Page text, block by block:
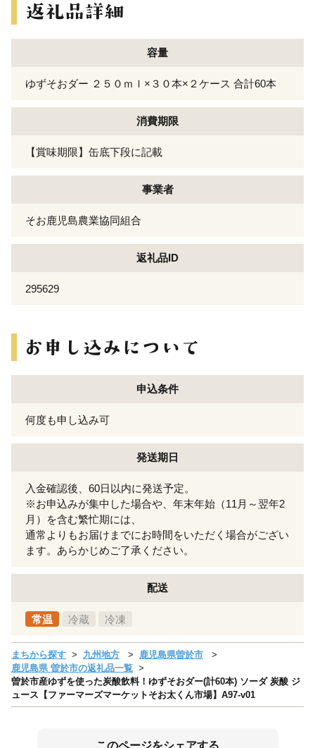
容量
ゆずそおダー ２５０ｍｌ×３０本×２ケース 合計60本
消費期限
【賞味期限】缶底下段に記載
事業者
そお鹿児島農業協同組合
返礼品ID
295629
申込条件
何度も申し込み可
発送期日
入金確認後、60日以内に発送予定。
※お申込みが集中した場合や、年末年始（11月～翌年2
月）を含む繁忙期には、
通常よりもお届けまでにお時間をいただく場合がござい
ます。あらかじめご了承ください。
配送
常温 冷蔵 冷凍
まちから探す 九州地方
鹿児島県曽於市
鹿児島県 曽於市の返礼品一覧
曽於市産ゆずを使った炭酸飲料！ゆずそおダー(計60本) ソーダ 炭酸 ジ
ュース【ファーマーズマーケットそお太くん市場】A97-v01
このページをシェアする